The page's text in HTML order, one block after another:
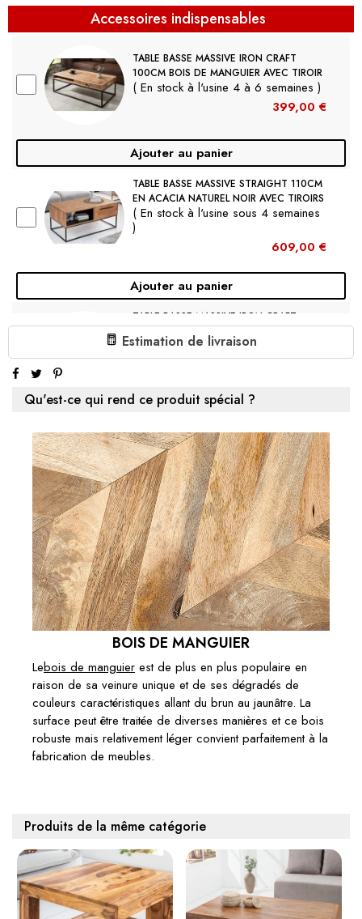
Accessoires indispensables
TABLE BASSE MASSIVE IRON CRAFT
100CM BOIS DE MANGUIER AVEC TIROIR
( En stock à l'usine 4 à 6 semaines )
399,00 €
Ajouter au panier
TABLE BASSE MASSIVE STRAIGHT 110CM
EN ACACIA NATUREL NOIR AVEC TIROIRS
( En stock à l'usine sous 4 semaines
)
609,00 €
Ajouter au panier
TABLE BASSE MASSIVE IRON CRAFT
60CM BOIS DE MANGUE DESIGN
INDUSTRIEL
( En stock à l'usine 4 à 6 semaines )
TABLE BASSE MASSIVE JAKARTA 70CM
MULTICOLORE COFFRE EN BOIS DE
BATEAUX DE PÊCHE RECYCLÉS AVEC
TIROIR
( En stock à l'usine 4 à 6 semaines )
539,00 €
Ajouter au panier
TABLE BASSE MASSIVE JAKARTA 70CM
MANGUE BLANCHE MULTICOLORE
COFFRE EN BOIS DE BATEAUX DE PÊCHE
RECYC
( En stock à l'usine 4 à 6 semaines )
Ajouter au panier
1 X TABLE BASSE MASSIVE IRON CRAFT 70CM COFFRE
EN BOIS DE MANGUIER AVEC TIROIRS:
€569.00
Estimation de livraison
Qu'est-ce qui rend ce produit spécial ?
BOIS DE MANGUIER
Lebois de manguier est de plus en plus populaire en
raison de sa veinure unique et de ses dégradés de
couleurs caractéristiques allant du brun au jaunâtre. La
surface peut être traitée de diverses manières et ce bois
robuste mais relativement léger convient parfaitement à la
fabrication de meubles.
Produits de la même catégorie